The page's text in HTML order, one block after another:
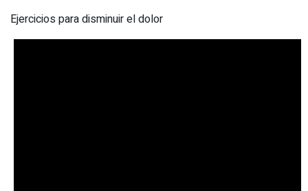
Ejercicios para disminuir el dolor